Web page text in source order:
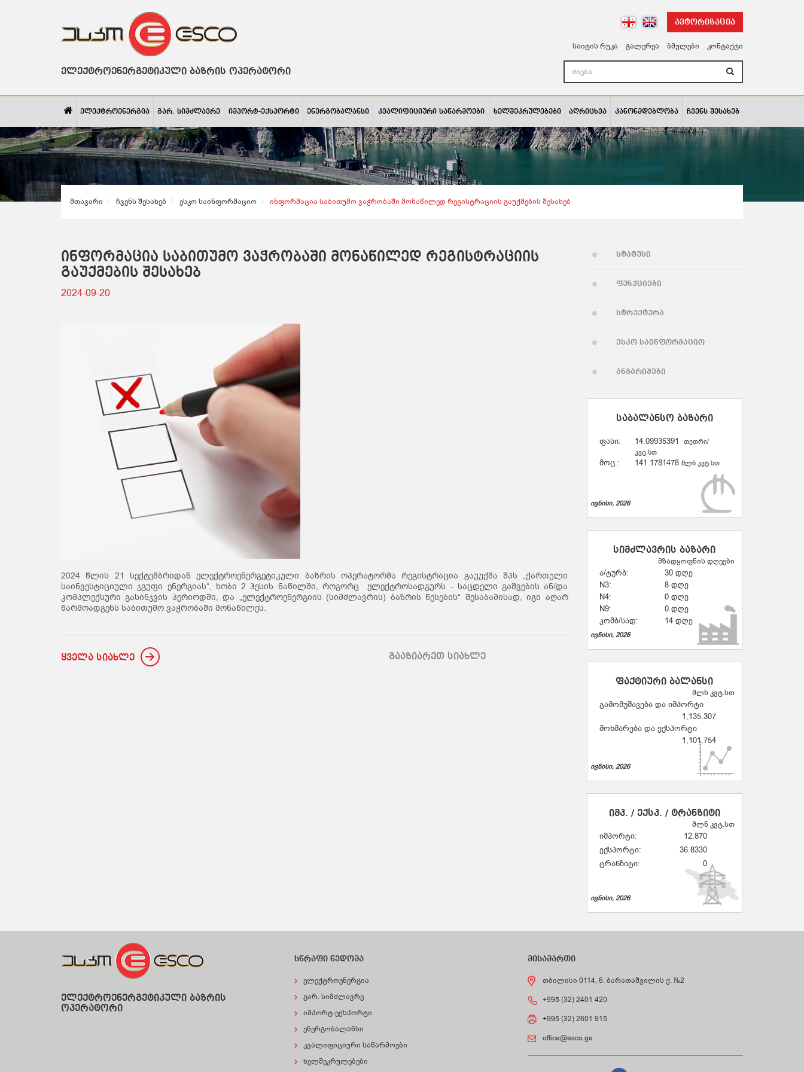
ელექტროენერგეტიკული ბაზრის ოპერატორი
ავტორიზაცია
საიტის რუკა გალერეა ბმულები კონტაქტი
ელექტროენერგია გარ. სიმძლავრე იმპორტ-ექსპორტი ენერგობალანსი კვალიფიციური საწარმოები ხელშეკრულებები აღრიცხვა კანონმდებლობა ჩვენს შესახებ
Მთავარი Ჩვენს Შესახებ Ესკო Საინფორმაციო Ინფორმაცია Საბითუმო Ვაჭრობაში Მონაწილედ Რეგისტრაციის Გაუქმების Შესახებ
ინფორმაცია საბითუმო ვაჭრობაში მონაწილედ რეგისტრაციის
გაუქმების შესახებ
2024-09-20
2024 წლის 21 სექტემბრიდან ელექტროენერგეტიკული ბაზრის ოპერატორმა რეგისტრაცია გაუუქმა შპს „ქართული
საინვესტიციული ჯგუფი ენერგიას“, ხობი 2 ჰესის ნაწილში, როგორც ელექტროსადგურს - საცდელი გაშვების ან/და
კომპლექსური გასინჯვის პერიოდში, და „ელექტროენერგიის (სიმძლავრის) ბაზრის წესების“ შესაბამისად, იგი აღარ
წარმოადგენს საბითუმო ვაჭრობაში მონაწილეს.
ყველა სიახლე გააზიარეთ სიახლე
სტატუსი
ფუნქციები
სტრუქტურა
ესკო საინფორმაციო
ანგარიშები
საბალანსო ბაზარი
ფასი: 14.09935391
თეთრი/
კვტ.სთ
მოც.: 141.1781478 მლნ კვტ.სთ
ივნისი, 2026
სიმძლავრის ბაზარი
მზადყოფნის დღეები
ა/ტურბ:
30 დღე
N3:
8 დღე
N4:
0 დღე
N9:
0 დღე
კომბ/სად:
14 დღე
ივნისი, 2026
ფაქტიური ბალანსი
მლნ კვტ.სთ
გამომუშავება და იმპორტი
1,135.307
მოხმარება და ექსპორტი
1,101.754
ივნისი, 2026
იმპ. / ექსპ. / ტრანზიტი
მლნ კვტ.სთ
იმპორტი:
12.870
ექსპორტი:
36.8330
ტრანზიტი:
0
ივნისი, 2026
ელექტროენერგეტიკული ბაზრის
ოპერატორი
სწრაფი წვდომა
ელექტროენერგია
გარ. სიმძლავრე
იმპორტ-ექსპორტი
ენერგობალანსი
კვალიფიციური საწარმოები
ხელშეკრულებები
მისამართი
თბილისი 0114, ნ. ბარათაშვილის ქ. №2
+995 (32) 2401 420
+995 (32) 2601 915
office@esco.ge